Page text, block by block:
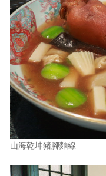
山海乾坤豬腳麵線